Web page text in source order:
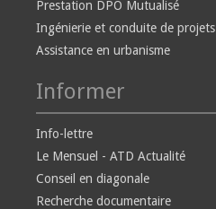
Prestation DPO Mutualisé
Ingénierie et conduite de projets
Assistance en urbanisme
Informer
Info-lettre
Le Mensuel - ATD Actualité
Conseil en diagonale
Recherche documentaire